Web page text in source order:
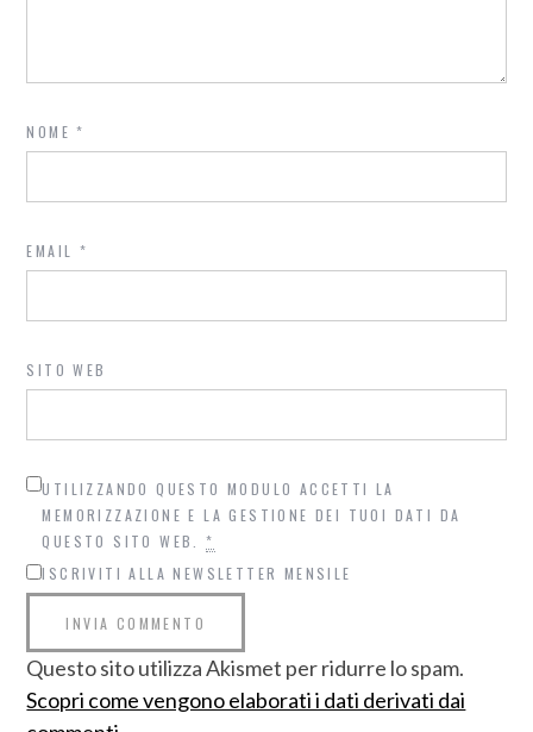
NOME*
EMAIL *
SITO WEB
UTILIZZANDO QUESTO MODULO ACCETTI LA
MEMORIZZAZIONE E LA GESTIONE DEI TUOI DATI DA
QUESTO SITO WEB.*
ISCRIVITI ALLA NEWSLETTER MENSILE
Questo sito utilizza Akismet per ridurre lo spam.
Scopri come vengono elaborati i dati derivati dai